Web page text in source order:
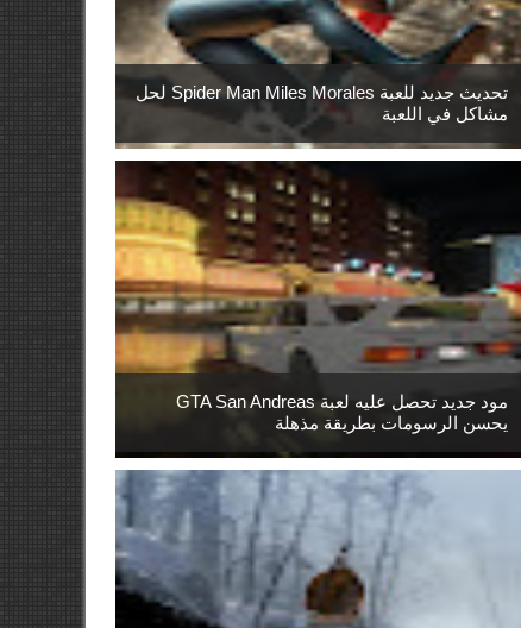
تحديث جديد للعبة Spider Man Miles Morales لحل
مشاكل في اللعبة
مود جديد تحصل عليه لعبة GTA San Andreas
يحسن الرسومات بطريقة مذهلة